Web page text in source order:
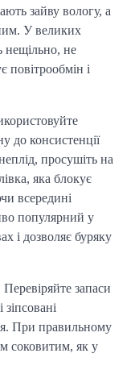
зайву вологу, а
У великих
нещільно, не
повітрообмін і
до консистенції
просушіть на
яка блокує
всередині
популярний у
і дозволяє буряку
запаси
При правильному
соковитим, як у